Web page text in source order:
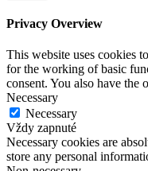
Privacy Overview
This website uses cookies
for the working of basic
consent. You also have the
Necessary
Necessary
Vždy zapnuté
Necessary cookies are
store any personal